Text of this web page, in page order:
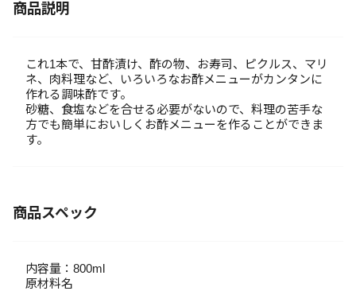
商品説明
これ1本で、甘酢漬け、酢の物、お寿司、ピクルス、マリ
ネ、肉料理など、いろいろなお酢メニューがカンタンに
作れる調味酢です。
砂糖、食塩などを合せる必要がないので、料理の苦手な
方でも簡単においしくお酢メニューを作ることができま
す。
商品スペック
内容量：800ml
原材料名